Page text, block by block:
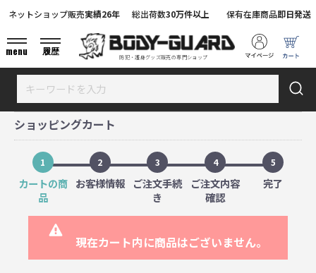
防犯・護身グッズ販売の専門ショップ
ネットショップ販売実績26年 総出荷数30万件以上 保有在庫商品即日発送
menu 履歴
ショッピングカート
1
カートの商
品
2
お客様情報
3
ご注文手続
き
4
ご注文内容
確認
5
完了
現在カート内に商品はございません。